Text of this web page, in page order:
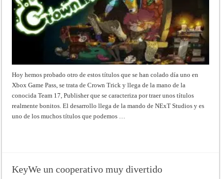
Hoy hemos probado otro de estos títulos que se han colado día uno en
Xbox Game Pass, se trata de Crown Trick y llega de la mano de la
conocida Team 17, Publisher que se caracteriza por traer unos títulos
realmente bonitos. El desarrollo llega de la mando de NExT Studios y es
uno de los muchos títulos que podemos …
KeyWe un cooperativo muy divertido